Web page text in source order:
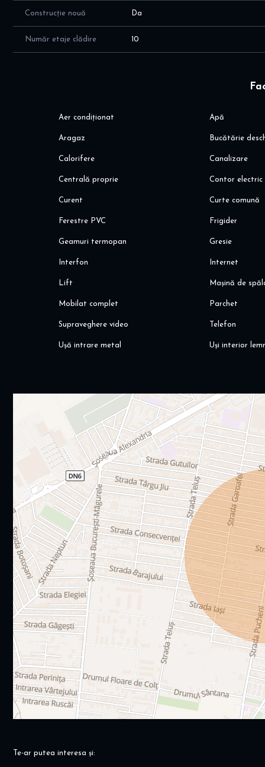
Acces securizat în curtea privată prin:
Zonă liniștită, cu acces rapid către centru
Pentru mai multe detalii sau programarea unei vizionări,
Construcție nouă Da
Număr etaje clădire 10
Aer condiționat Apă
Aragaz Bucătărie
Calorifere Canalizare
Centrală proprie Contor electric
Curent Curte comună
Ferestre PVC Frigider
Geamuri termopan Gresie
Interfon Internet
Lift Mașină de
Mobilat complet Parchet
Supraveghere video Telefon
Ușă intrare metal Uși interior
Te-ar putea interesa și: